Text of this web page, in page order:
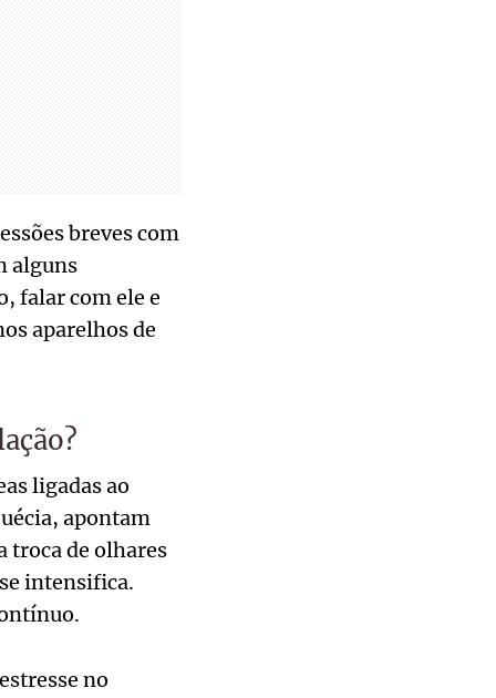
breves com
alguns
falar com ele e
aparelhos de
ligadas ao
apontam
troca de olhares
intensifica.
no